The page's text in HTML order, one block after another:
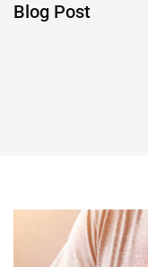
Blog Post